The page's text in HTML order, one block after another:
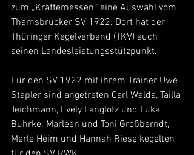
zum „Kräftemessen“ eine Auswahl vom
Thamsbrücker SV 1922. Dort hat der
Thüringer Kegelverband (TKV) auch
seinen Landesleistungsstützpunkt.
Für den SV 1922 mit ihrem Trainer Uwe
Stapler sind angetreten Carl Walda, Tailla
Teichmann, Evely Langlotz und Luka
Buhrke. Marleen und Toni Großberndt,
Merle Heim und Hannah Riese kegelten